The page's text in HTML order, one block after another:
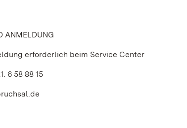
ANMELDUNG
erforderlich beim Service Center
6 58 88 15